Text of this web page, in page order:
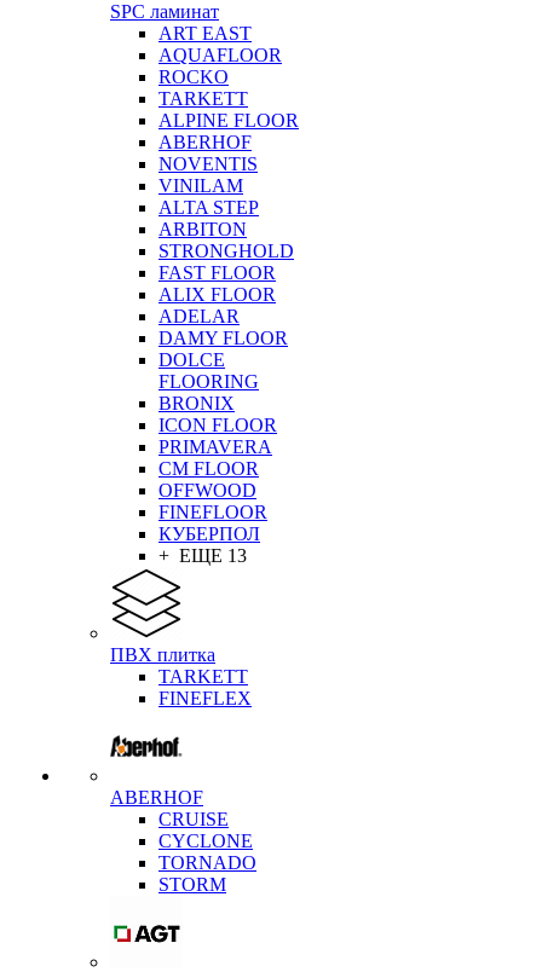
SPC ламинат
ART EAST
AQUAFLOOR
ROCKO
TARKETT
ALPINE FLOOR
ABERHOF
NOVENTIS
VINILAM
ALTA STEP
ARBITON
STRONGHOLD
FAST FLOOR
ALIX FLOOR
ADELAR
DAMY FLOOR
DOLCE
FLOORING
BRONIX
ICON FLOOR
PRIMAVERA
CM FLOOR
OFFWOOD
FINEFLOOR
КУБЕРПОЛ
+ ЕЩЕ 13
ПВХ плитка
TARKETT
FINEFLEX
ABERHOF
CRUISE
CYCLONE
TORNADO
STORM